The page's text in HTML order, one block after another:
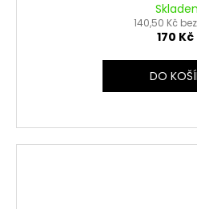
140,50 Kč bez
170 Kč
DO